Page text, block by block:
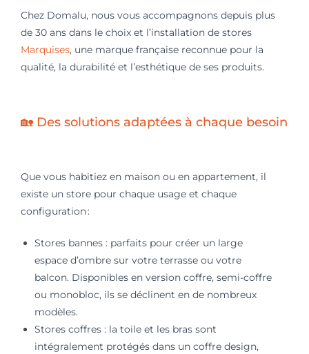
Chez Domalu, nous vous accompagnons depuis plus
de 30 ans dans le choix et l’installation de stores
Marquises, une marque française reconnue pour la
qualité, la durabilité et l’esthétique de ses produits.
🏡 Des solutions adaptées à chaque besoin
Que vous habitiez en maison ou en appartement, il
existe un store pour chaque usage et chaque
configuration :
Stores bannes : parfaits pour créer un large
espace d’ombre sur votre terrasse ou votre
balcon. Disponibles en version coffre, semi-coffre
ou monobloc, ils se déclinent en de nombreux
modèles.
Stores coffres : la toile et les bras sont
intégralement protégés dans un coffre design,